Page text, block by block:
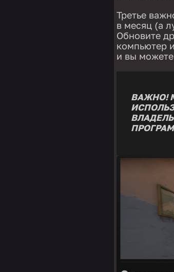
Третье
в месяц (а
Обновите
компьютер
и вы можете
ВАЖНО!